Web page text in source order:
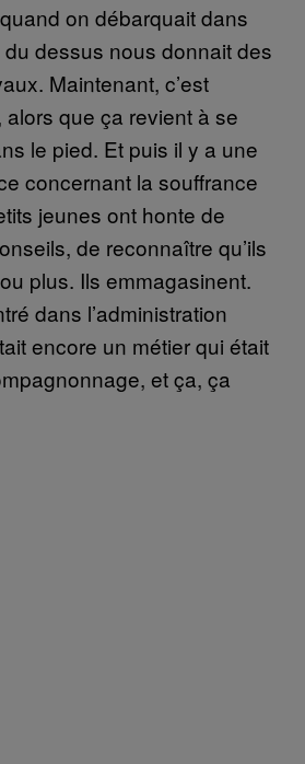
on débarquait dans
dessus nous donnait des
Maintenant, c’est
que ça revient à se
le pied. Et puis il y a une
concernant la souffrance
jeunes ont honte de
de reconnaître qu’ils
plus. Ils emmagasinent.
dans l’administration
encore un métier qui était
et ça, ça